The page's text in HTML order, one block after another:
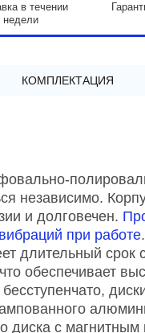
в течении
недели
КОМПЛЕКТАЦИЯ
независимо.
и долговечен.
при работе
длительный
обеспечивает
диска с